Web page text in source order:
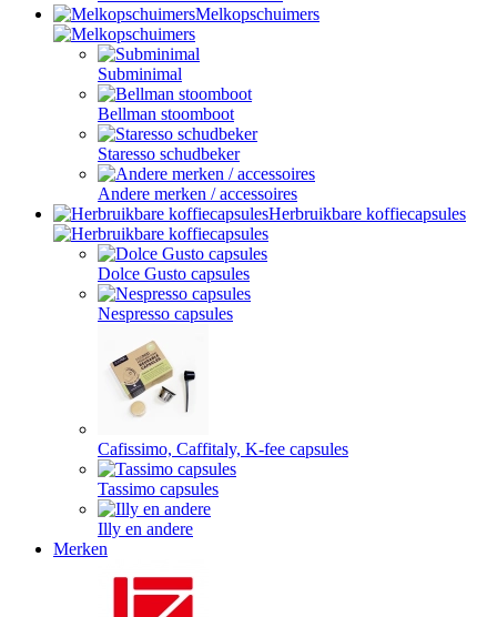
Melkopschuimers
Subminimal
Bellman stoomboot
Staresso schudbeker
Andere merken / accessoires
Herbruikbare koffiecapsules
Dolce Gusto capsules
Nespresso capsules
Cafissimo, Caffitaly, K-fee capsules
Tassimo capsules
Illy en andere
Merken